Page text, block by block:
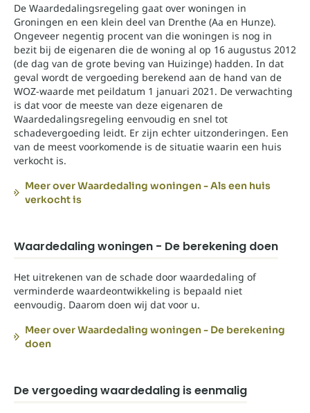
De Waardedalingsregeling gaat over woningen in
Groningen en een klein deel van Drenthe (Aa en Hunze).
Ongeveer negentig procent van die woningen is nog in
bezit bij de eigenaren die de woning al op 16 augustus 2012
(de dag van de grote beving van Huizinge) hadden. In dat
geval wordt de vergoeding berekend aan de hand van de
WOZ-waarde met peildatum 1 januari 2021. De verwachting
is dat voor de meeste van deze eigenaren de
Waardedalingsregeling eenvoudig en snel tot
schadevergoeding leidt. Er zijn echter uitzonderingen. Een
van de meest voorkomende is de situatie waarin een huis
verkocht is.
Meer over Waardedaling woningen - Als een huis
verkocht is
Waardedaling woningen - De berekening doen
Het uitrekenen van de schade door waardedaling of
verminderde waardeontwikkeling is bepaald niet
eenvoudig. Daarom doen wij dat voor u.
Meer over Waardedaling woningen - De berekening
doen
De vergoeding waardedaling is eenmalig